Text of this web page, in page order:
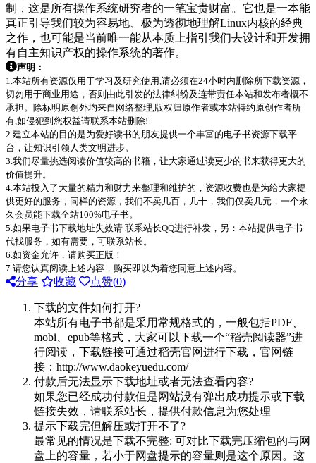
制，这是所有操作系统研究者的一笔宝贵财富。它也是一本能
真正引导我们较为容易地、极为透彻地理解Linux内核的经典
之作，也可能是当前唯一能从本质上指引我们去设计和开发拥
有自主知识产权的操作系统的著作。
声明：
1.本站所有资源仅用于学习及研究使用,请必须在24小时内删除所下载资源，
切勿用于商业用途，否则由此引发的法律纠纷及连带责任本站和发布者概不
承担。除标明原创外均来自网络整理,版权归原作者或本站特约原创作者所
有,如侵犯到您权益请联系本站删除!
2.建立本站的目的是为爱好读书的朋友提供一个丰富的电子书资源下载平
台，让知识引领人类文明进步。
3.我们尽量挑选阅读价值较高的书籍，让大家通过读更少的书来获得更大的
价值提升。
4.本站投入了大量的精力和财力来整理和维护的，资源收费也是为给大家提
供更好的服务，同样的资源，我们不卖几百，几十，我们仅卖几元，一个永
久会员能下载全站100%电子书。
5.如果电子书下载地址失效请 联系站长QQ进行补发，另：本站提供电子书
代找服务，如有需要，可联系站长。
6.如资金允许，请购买正版！
7.请您认真阅读上述内容，购买即以为着您同意上述内容。
分享 收藏 点赞(0)
下载的文件如何打开?
本站所有电子书都是采用常规格式的，一般包括PDF、
mobi、epub等格式，大家可以下载一个“稻壳阅读器”进
行阅读，下载链接可通过稻壳官网进行下载，官网链
接：http://www.daokeyuedu.com/
付款后无法显示下载地址或者无法查看内容?
如果您已经成功付款但是网站没有弹出成功提示或下载
链接失效，请联系站长，提供付款信息为您处理
提示下载完但解压或打开不了?
最常见的情况是下载不完整: 可对比下载完压缩包的与网
盘上的容量，若小于网盘提示的容量则是这个原因。这